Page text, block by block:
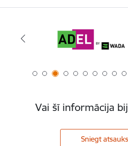
Vai šī informācija
Sniegt